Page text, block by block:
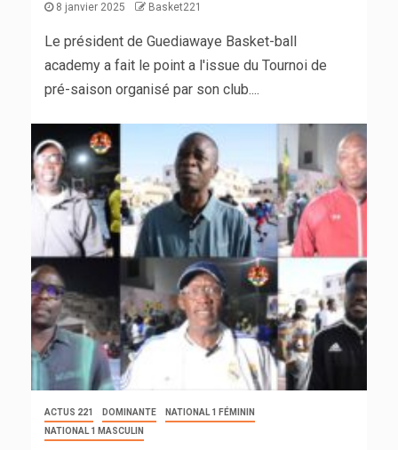
8 janvier 2025 Basket221
Le président de Guediawaye Basket-ball
academy a fait le point a l'issue du Tournoi de
pré-saison organisé par son club....
ACTUS 221 DOMINANTE
NATIONAL 1 FÉMININ
NATIONAL 1 MASCULIN